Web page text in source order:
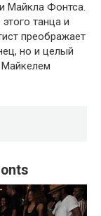
Майкла Фонтса.
танца и
преображает
но и целый